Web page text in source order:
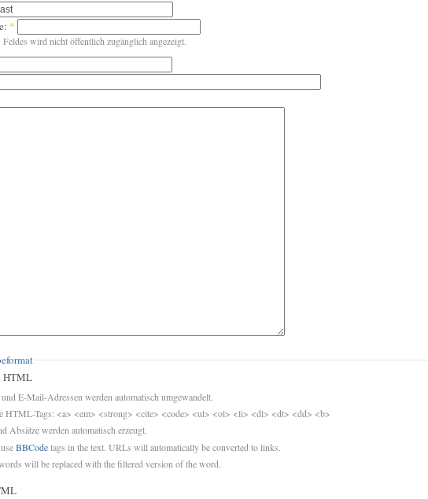
*
wird nicht öffentlich zugänglich angezeigt.
HTML
E-Mail-Adressen werden automatisch umgewandelt.
HTML-Tags: <a> <em> <strong> <cite> <code> <ul> <ol> <li> <dl> <dt> <dd> <b>
Absätze werden automatisch erzeugt.
BBCodetags in the text. URLs will automatically be converted to links.
will be replaced with the filtered version of the word.